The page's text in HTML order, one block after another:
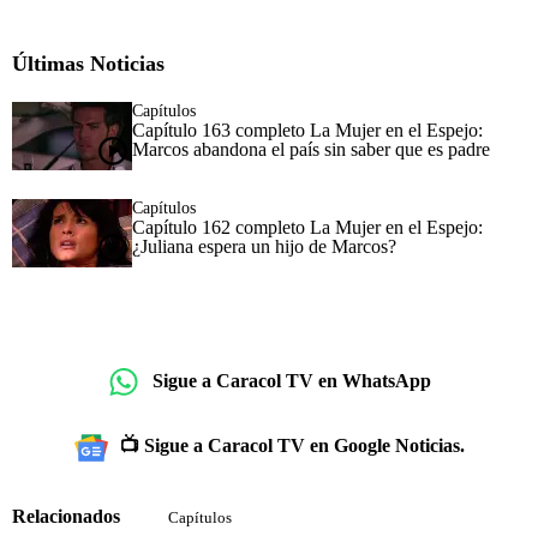
Últimas Noticias
Capítulos
Capítulo 163 completo La Mujer en el Espejo:
Marcos abandona el país sin saber que es padre
Capítulos
Capítulo 162 completo La Mujer en el Espejo:
¿Juliana espera un hijo de Marcos?
Sigue a Caracol TV en WhatsApp
📺 Sigue a Caracol TV en Google Noticias.
Relacionados Capítulos